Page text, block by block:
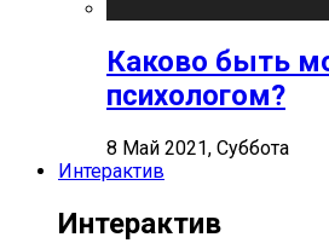
Каково быть
психологом?
8 Май 2021, Суббота
Интерактив
Интерактив